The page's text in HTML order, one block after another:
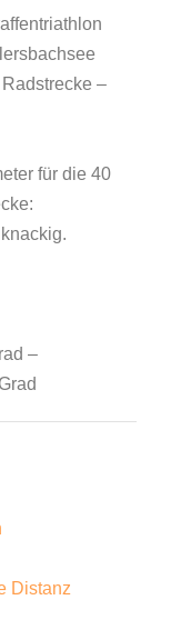
–
für die 40
–
Distanz